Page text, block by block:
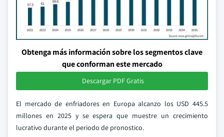
Obtenga más información sobre los segmentos clave
que conforman este mercado
Descargar PDF Gratis
El mercado de enfriadores en Europa alcanzo los USD 445.5
millones en 2025 y se espera que muestre un crecimiento
lucrativo durante el periodo de pronostico.